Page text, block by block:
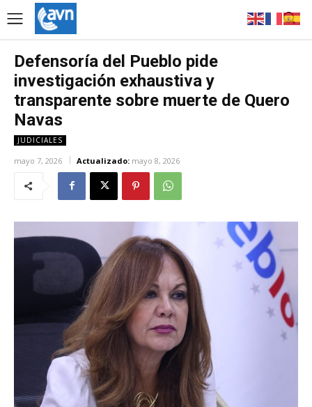
Defensoría del Pueblo pide
investigación exhaustiva y
transparente sobre muerte de Quero
Navas
JUDICIALES
mayo 7, 2026 Actualizado: mayo 8, 2026